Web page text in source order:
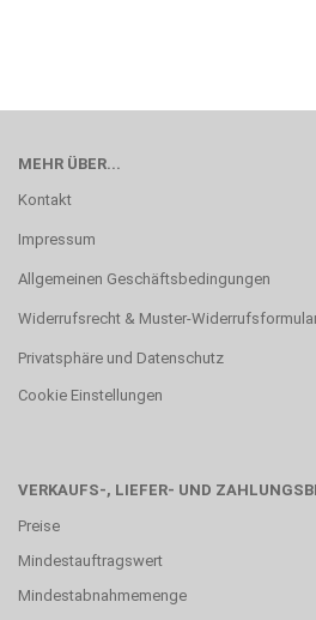
MEHR ÜBER...
Kontakt
Impressum
Allgemeinen Geschäftsbedingungen
Widerrufsrecht & Muster-
Privatsphäre und Datenschutz
Cookie Einstellungen
VERKAUFS-, LIEFER- UND
Preise
Mindestauftragswert
Mindestabnahmemenge